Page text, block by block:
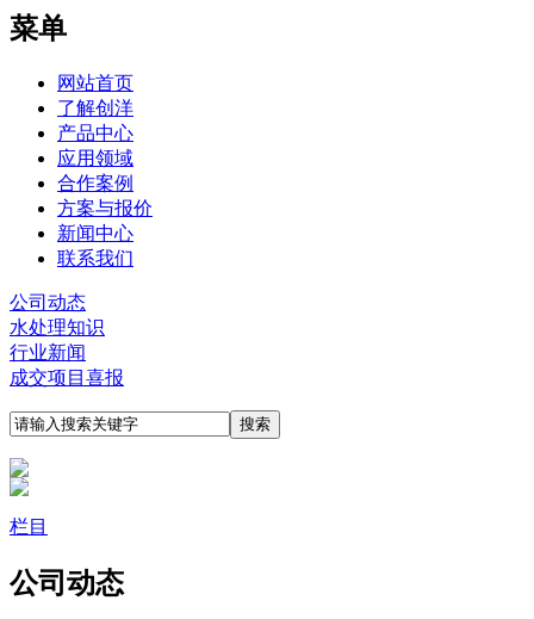
菜单
网站首页
了解创洋
产品中心
应用领域
合作案例
方案与报价
新闻中心
联系我们
公司动态
水处理知识
行业新闻
成交项目喜报
栏目
公司动态